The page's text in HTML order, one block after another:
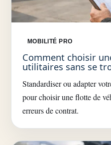
MOBILITÉ PRO
Comment choisir
utilitaires sans se
Standardiser ou adapter
pour choisir une flotte de
erreurs de contrat.